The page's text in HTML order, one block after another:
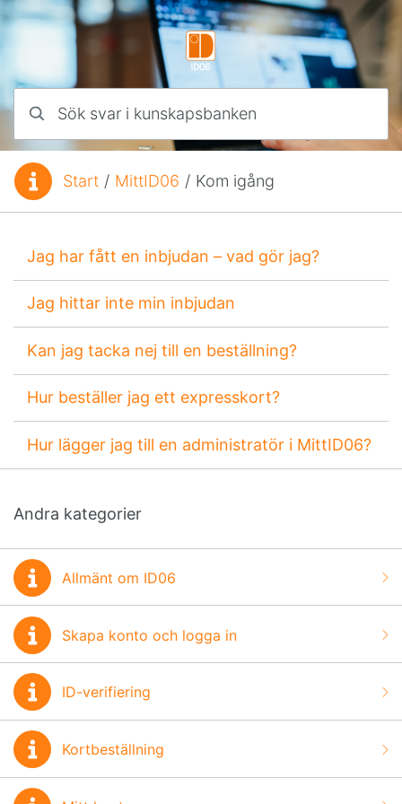
Hoppa till innehåll
Du är här:Start / MittID06 / Kom igång
Jag har fått en inbjudan – vad gör jag?
Jag hittar inte min inbjudan
Kan jag tacka nej till en beställning?
Hur beställer jag ett expresskort?
Hur lägger jag till en administratör i MittID06?
Andra kategorier
Allmänt om ID06
Skapa konto och logga in
ID-verifiering
Kortbeställning